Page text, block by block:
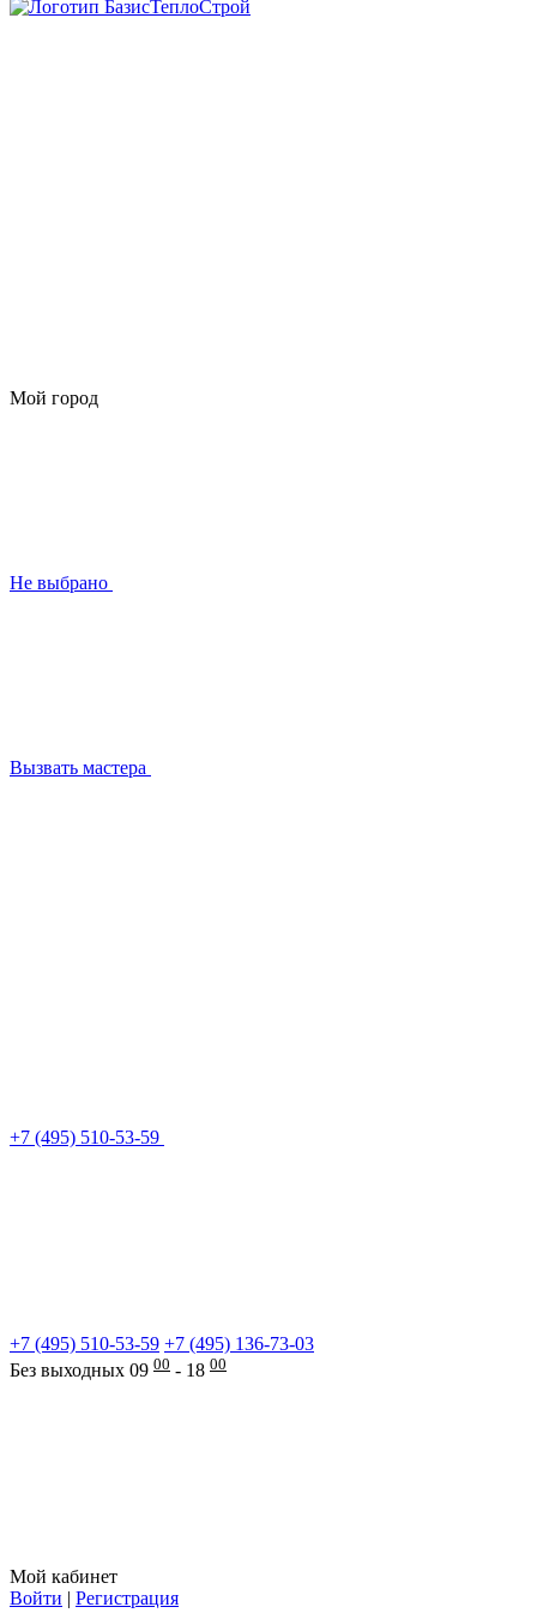
Мой город
Не выбрано
Вызвать мастера
+7 (495) 510-53-59
+7 (495) 510-53-59 +7 (495) 136-73-03
Без выходных 09 00 - 18 00
Мой кабинет
Войти | Регистрация